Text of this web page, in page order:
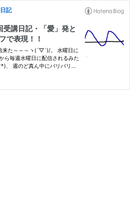
記
講日記・「愛」発と
で表現！！
来た～～～ヽ(´▽`)/。 水曜日に
ら毎週水曜日に配信されるみた
、 週のど真ん中にバリバリ学
く動画配信用のメールもボリ…